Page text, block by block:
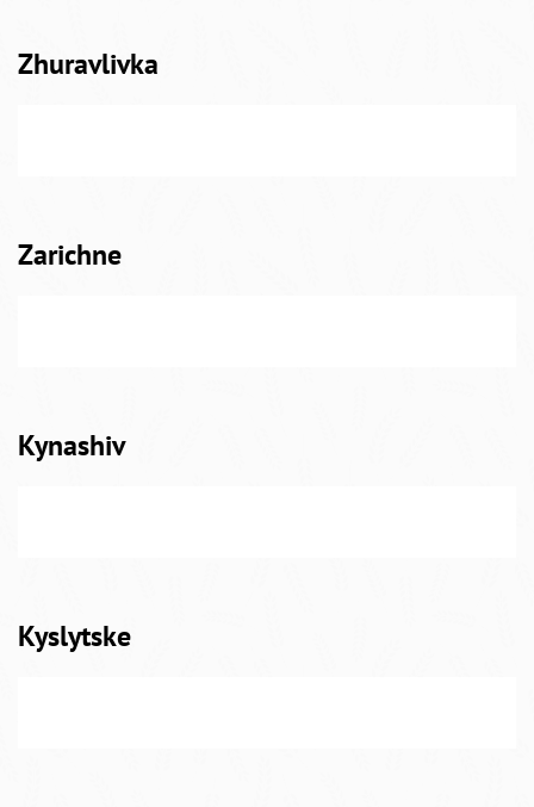
Zhuravlivka
Zarichne
Kynashiv
Kyslytske